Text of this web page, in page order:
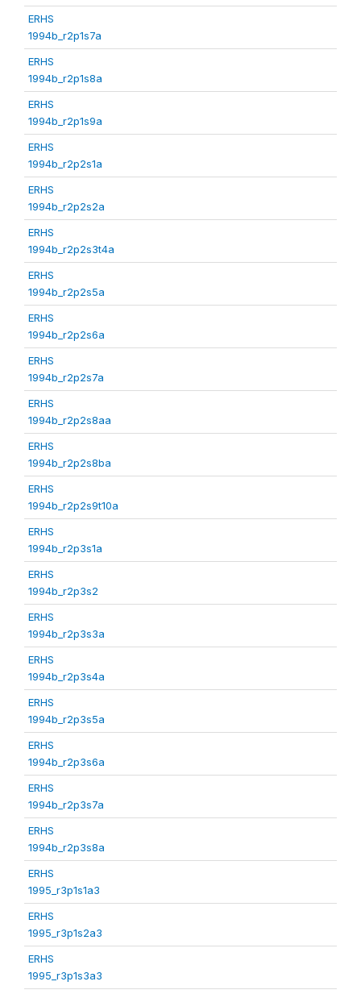
ERHS
1994b_r2p1s7a
ERHS
1994b_r2p1s8a
ERHS
1994b_r2p1s9a
ERHS
1994b_r2p2s1a
ERHS
1994b_r2p2s2a
ERHS
1994b_r2p2s3t4a
ERHS
1994b_r2p2s5a
ERHS
1994b_r2p2s6a
ERHS
1994b_r2p2s7a
ERHS
1994b_r2p2s8aa
ERHS
1994b_r2p2s8ba
ERHS
1994b_r2p2s9t10a
ERHS
1994b_r2p3s1a
ERHS
1994b_r2p3s2
ERHS
1994b_r2p3s3a
ERHS
1994b_r2p3s4a
ERHS
1994b_r2p3s5a
ERHS
1994b_r2p3s6a
ERHS
1994b_r2p3s7a
ERHS
1994b_r2p3s8a
ERHS
1995_r3p1s1a3
ERHS
1995_r3p1s2a3
ERHS
1995_r3p1s3a3